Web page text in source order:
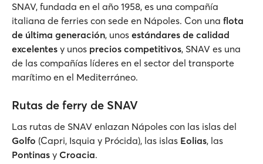
SNAV, fundada en el año 1958, es una compañía
italiana de ferries con sede en Nápoles. Con una flota
de última generación, unos estándares de calidad
excelentes y unos precios competitivos, SNAV es una
de las compañías líderes en el sector del transporte
marítimo en el Mediterráneo.
Rutas de ferry de SNAV
Las rutas de SNAV enlazan Nápoles con las islas del
Golfo (Capri, Isquia y Prócida), las islas Eolias, las
Pontinas y Croacia.